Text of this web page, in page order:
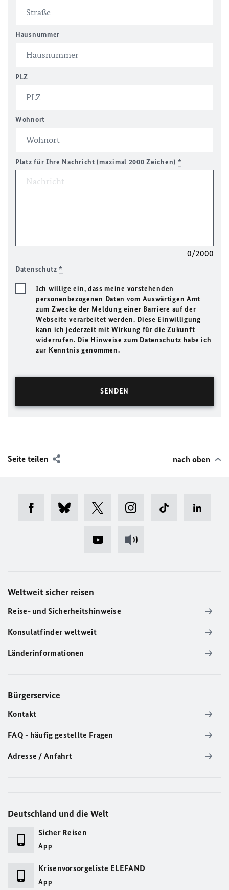
Hausnummer
PLZ
Wohnort
Platz für Ihre Nachricht (maximal 2000 Zeichen) *
0/2000
Datenschutz*
Ich willige ein, dass meine vorstehenden
personenbezogenen Daten vom Auswärtigen Amt
zum Zwecke der Meldung einer Barriere auf der
Webseite verarbeitet werden. Diese Einwilligung
kann ich jederzeit mit Wirkung für die Zukunft
widerrufen. Die Hinweise zum Datenschutz habe ich
zur Kenntnis genommen.
Seite teilen nach oben
Weltweit sicher reisen
Reise- und Sicherheitshinweise
Konsulatfinder weltweit
Länderinformationen
Bürgerservice
Kontakt
FAQ - häufig gestellte Fragen
Adresse / Anfahrt
Deutschland und die Welt
Sicher Reisen
App
Krisenvorsorgeliste ELEFAND
App